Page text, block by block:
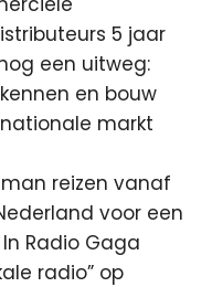
5 jaar
een uitweg:
en bouw
markt
reizen vanaf
voor een
Radio Gaga
radio” op